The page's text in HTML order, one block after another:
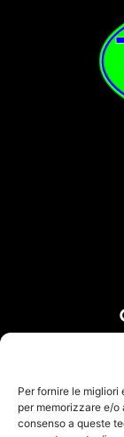
Per fornire le
per memorizzare e/
consenso a queste